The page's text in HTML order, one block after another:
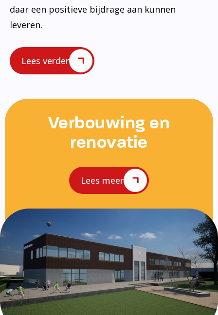
daar een positieve bijdrage aan kunnen
leveren.
Lees verder
Verbouwing en
renovatie
Lees meer